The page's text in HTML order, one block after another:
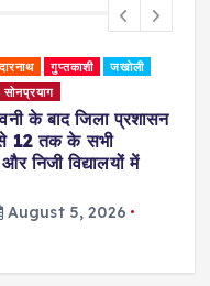
गुप्तकाशी
जखोली
सोनप्रयाग
के बाद जिला प्रशासन
12 तक के सभी
निजी विद्यालयों में
August 5, 2026